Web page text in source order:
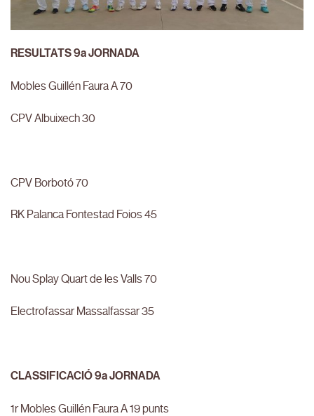
RESULTATS 9a JORNADA
Mobles Guillén Faura A 70
CPV Albuixech 30
CPV Borbotó 70
RK Palanca Fontestad Foios 45
Nou Splay Quart de les Valls 70
Electrofassar Massalfassar 35
CLASSIFICACIÓ 9a JORNADA
1r Mobles Guillén Faura A 19 punts